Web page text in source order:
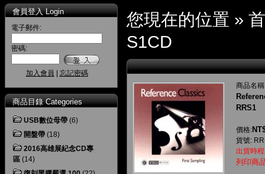
會員登入 Login
電子郵件:
密碼:
加入會員 忘記密碼
商品目錄 Categories
USB數位母帶 (6)
開盤帶 (18)
2016高雄展紀念CD專
區 (14)
您現在的位置 »
S1CD
商品名
RRS1
價格:
貨號:
出貨時
列印商